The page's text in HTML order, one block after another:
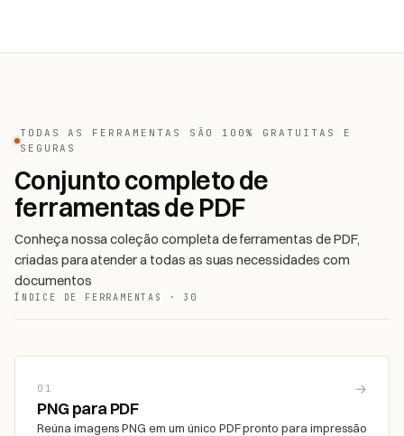
TODAS AS FERRAMENTAS SÃO 100% GRATUITAS E
SEGURAS
Conjunto completo de
ferramentas de PDF
Conheça nossa coleção completa de ferramentas de PDF,
criadas para atender a todas as suas necessidades com
documentos
ÍNDICE DE FERRAMENTAS · 30
01 →
PNG para PDF
Reúna imagens PNG em um único PDF pronto para impressão